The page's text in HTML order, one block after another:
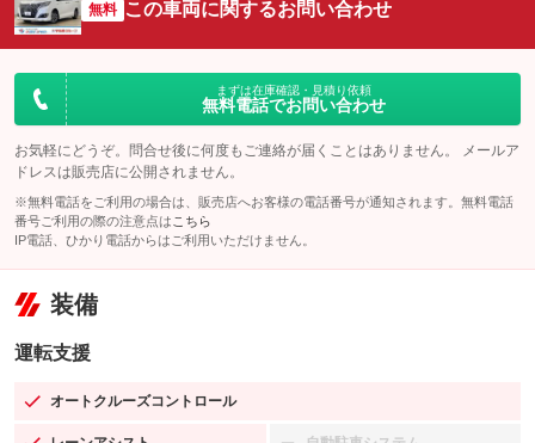
無料 この車両に関するお問い合わせ
まずは在庫確認・見積り依頼
無料電話でお問い合わせ
お気軽にどうぞ。問合せ後に何度もご連絡が届くことはありません。 メールア
ドレスは販売店に公開されません。
※無料電話をご利用の場合は、販売店へお客様の電話番号が通知されます。無料電話
番号ご利用の際の注意点は こちら
IP電話、ひかり電話からはご利用いただけません。
装備
運転支援
オートクルーズコントロール
：装備あり